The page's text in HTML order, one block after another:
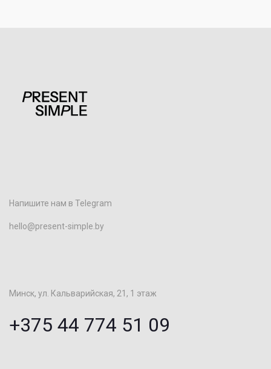
Напишите нам в Telegram
hello@present-simple.by
Минск, ул. Кальварийская, 21, 1 этаж
+375 44 774 51 09